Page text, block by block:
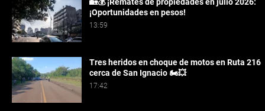
🏡💰 ¡Remates de propiedades en julio 2026:
¡Oportunidades en pesos!
13:59
Tres heridos en choque de motos en Ruta 216
cerca de San Ignacio 🏍️💥
17:42